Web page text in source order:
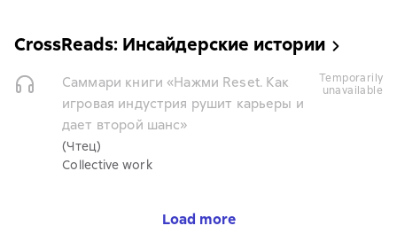
CrossReads: Инсайдерские истории
Саммари книги «Нажми Reset. Как
игровая индустрия рушит карьеры и
дает второй шанс»
(Чтец)
Collective work
temporarily
unavailable
Load more